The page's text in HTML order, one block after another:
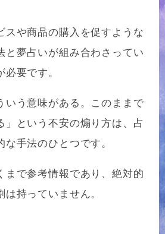
スや商品の購入を促すような
と夢占いが組み合わさってい
要です。
いう意味がある。このままで
」という不安の煽り方は、占
手法のひとつです。
まで参考情報であり、絶対的
持っていません。